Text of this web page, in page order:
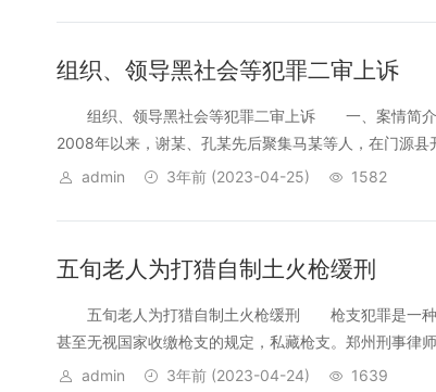
组织、领导黑社会等犯罪二审上诉
组织、领导黑社会等犯罪二审上诉 一、案情简
2008年以来，谢某、孔某先后聚集马某等人，在门源
admin
3年前 (2023-04-25) 1582
五旬老人为打猎自制土火枪缓刑
五旬老人为打猎自制土火枪缓刑 枪支犯罪是一种严
甚至无视国家收缴枪支的规定，私藏枪支。郑州刑事律
admin
3年前 (2023-04-24) 1639